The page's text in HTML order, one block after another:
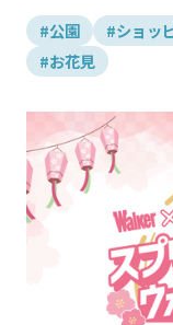
#公園 #ショッ
#お花見